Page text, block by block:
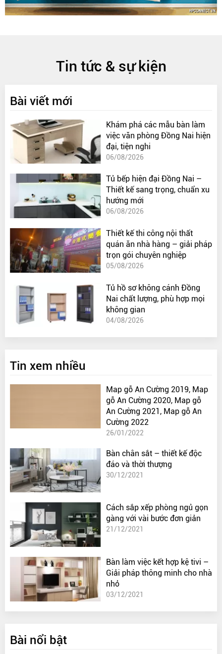
Tin tức & sự kiện
Bài viết mới
Khám phá các mẫu bàn làm
việc văn phòng Đồng Nai hiện
đại, tiện nghi
06/08/2026
Tủ bếp hiện đại Đồng Nai –
Thiết kế sang trọng, chuẩn xu
hướng mới
06/08/2026
Thiết kế thi công nội thất
quán ăn nhà hàng – giải pháp
trọn gói chuyên nghiệp
05/08/2026
Tủ hồ sơ không cánh Đồng
Nai chất lượng, phù hợp mọi
không gian
04/08/2026
Tin xem nhiều
Map gỗ An Cường 2019, Map
gỗ An Cường 2020, Map gỗ
An Cường 2021, Map gỗ An
Cường 2022
26/01/2022
Bàn chân sắt – thiết kế độc
đáo và thời thượng
30/12/2021
Cách sắp xếp phòng ngủ gọn
gàng với vài bước đơn giản
21/12/2021
Bàn làm việc kết hợp kệ tivi –
Giải pháp thông minh cho nhà
nhỏ
03/12/2021
Bài nổi bật